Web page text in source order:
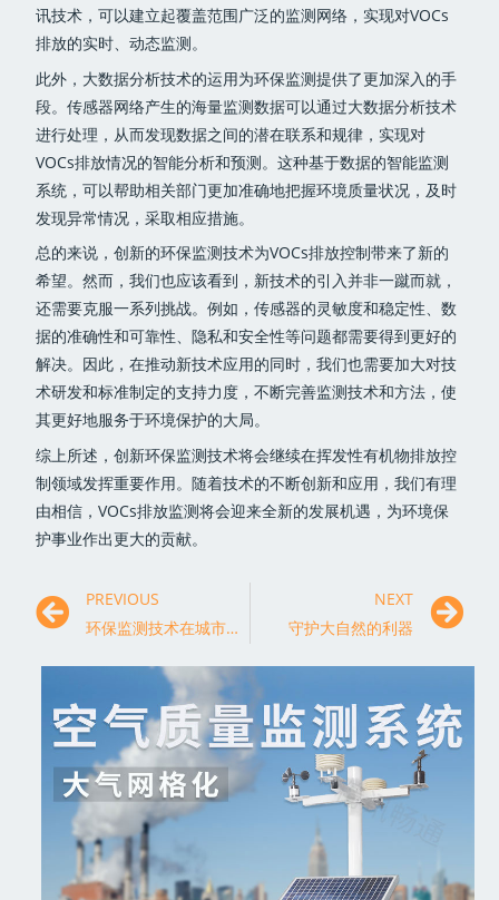
讯技术，可以建立起覆盖范围广泛的监测网络，实现对VOCs
排放的实时、动态监测。
此外，大数据分析技术的运用为环保监测提供了更加深入的手
段。传感器网络产生的海量监测数据可以通过大数据分析技术
进行处理，从而发现数据之间的潜在联系和规律，实现对
VOCs排放情况的智能分析和预测。这种基于数据的智能监测
系统，可以帮助相关部门更加准确地把握环境质量状况，及时
发现异常情况，采取相应措施。
总的来说，创新的环保监测技术为VOCs排放控制带来了新的
希望。然而，我们也应该看到，新技术的引入并非一蹴而就，
还需要克服一系列挑战。例如，传感器的灵敏度和稳定性、数
据的准确性和可靠性、隐私和安全性等问题都需要得到更好的
解决。因此，在推动新技术应用的同时，我们也需要加大对技
术研发和标准制定的支持力度，不断完善监测技术和方法，使
其更好地服务于环境保护的大局。
综上所述，创新环保监测技术将会继续在挥发性有机物排放控
制领域发挥重要作用。随着技术的不断创新和应用，我们有理
由相信，VOCs排放监测将会迎来全新的发展机遇，为环境保
护事业作出更大的贡献。
PREVIOUS
环保监测技术在城市空气质量改善中的作用
NEXT
守护大自然的利器